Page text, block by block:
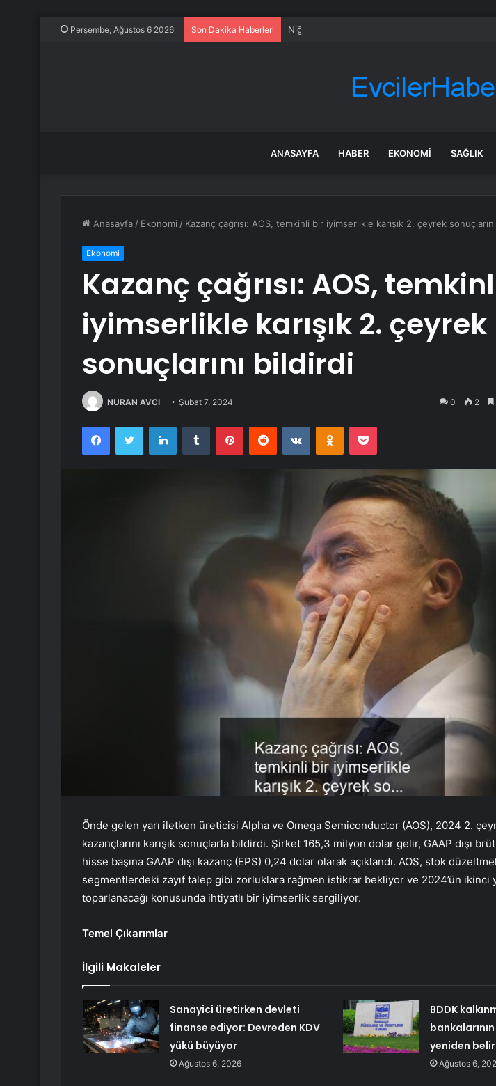
Perşembe, Ağustos 6 2026 Son Dakika Haberleri Niğde’de kendisinden haber alınamayan kişi
ANASAYFA HABER EKONOMI SAĞLIK
Anasayfa / Ekonomi / Kazanç çağrısı: AOS, temkinli bir iyimserlikle karışık 2. çeyrek
Ekonomi
Kazanç çağrısı: AOS,
iyimserlikle karışık 2. çeyrek
sonuçlarını bildirdi
NURAN AVCI Şubat 7, 2024 0 2
FacebookTwitter LinkedInTumblr PinterestReddit VKontakteOdnoklassniki
Pocket
Önde gelen yarı iletken üreticisi Alpha ve Omega Semiconductor (AOS), 2024 2.
kazançlarını karışık sonuçlarla bildirdi. Şirket 165,3 milyon dolar gelir, GAAP dışı
hisse başına GAAP dışı kazanç (EPS) 0,24 dolar olarak açıklandı. AOS, stok
segmentlerdeki zayıf talep gibi zorluklara rağmen istikrar bekliyor ve 2024’ün ikinci
toparlanacağı konusunda ihtiyatlı bir iyimserlik sergiliyor.
Temel Çıkarımlar
İlgili Makaleler
Sanayici üretirken devleti
finanse ediyor: Devreden KDV
yükü büyüyor
Ağustos 6, 2026
BDDK
bankalarının
yeniden
Ağustos 6,